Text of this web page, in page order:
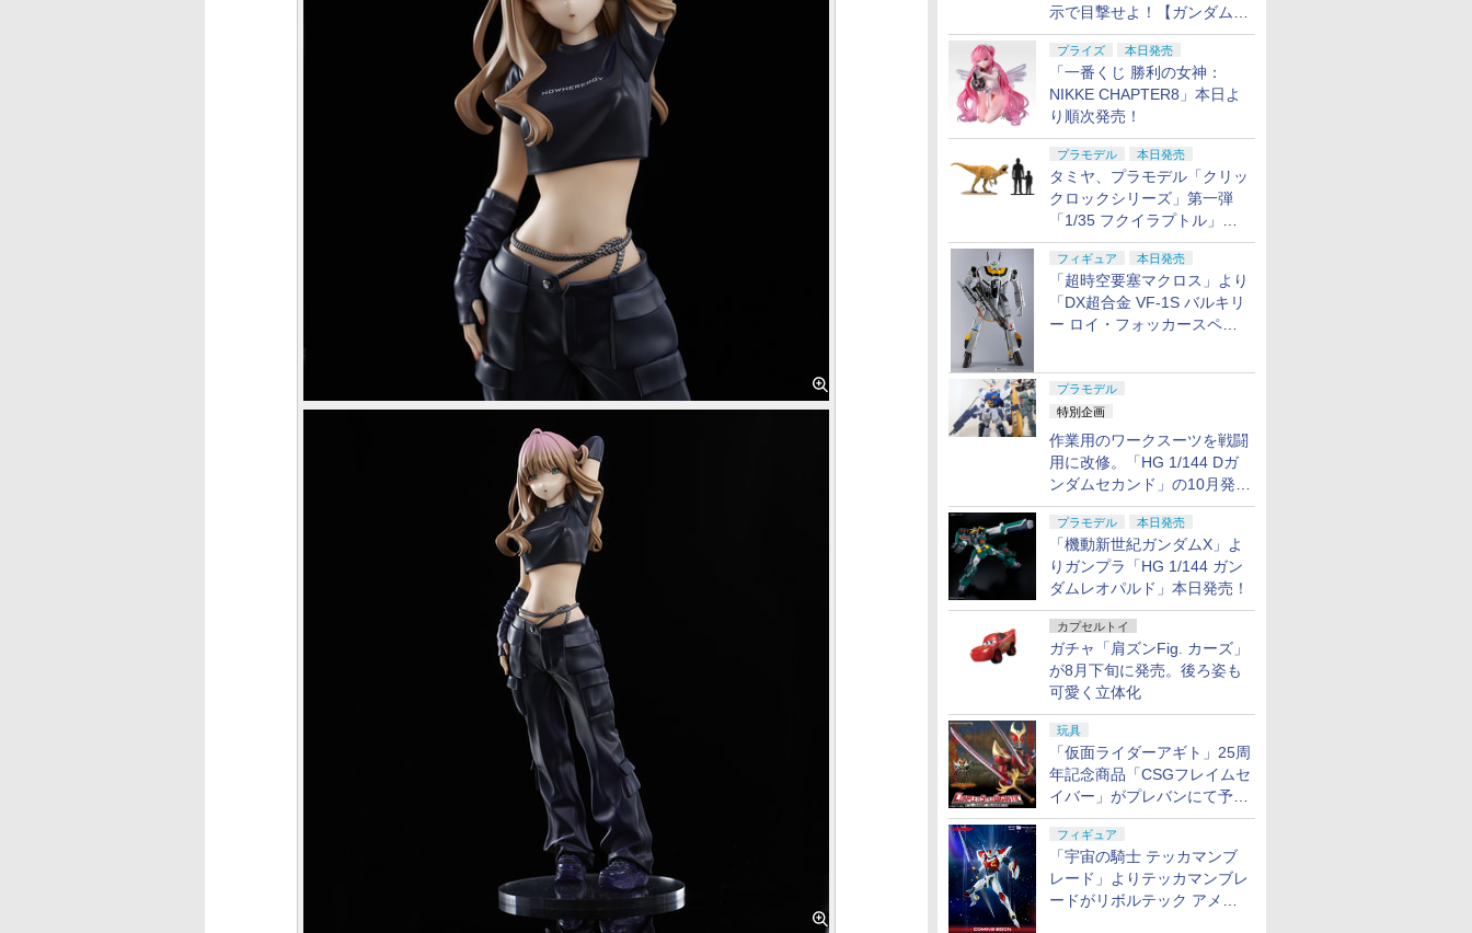
示で目撃せよ！【ガンダムベ
ース撮り下ろし】
プライズ 本日発売
「一番くじ 勝利の女神：
NIKKE CHAPTER8」本日よ
り順次発売！
プラモデル 本日発売
タミヤ、プラモデル「クリッ
クロックシリーズ」第一弾
「1/35 フクイラプトル」本
日発売！
フィギュア 本日発売
「超時空要塞マクロス」より
「DX超合金 VF-1S バルキリ
ー ロイ・フォッカースペシ
プラモデル
特別企画
作業用のワークスーツを戦闘
用に改修。「HG 1/144 Dガ
ンダムセカンド」の10月発送
分が予約受付中【ガンダムベ
ース撮り下ろし】
プラモデル 本日発売
「機動新世紀ガンダムX」よ
りガンプラ「HG 1/144 ガン
ダムレオパルド」本日発売！
カプセルトイ
ガチャ「肩ズンFig. カーズ」
が8月下旬に発売。後ろ姿も
可愛く立体化
玩具
「仮面ライダーアギト」25周
年記念商品「CSGフレイムセ
イバー」がプレバンにて予約
開始
フィギュア
「宇宙の騎士 テッカマンブ
レード」よりテッカマンブレ
ードがリボルテック アメイ